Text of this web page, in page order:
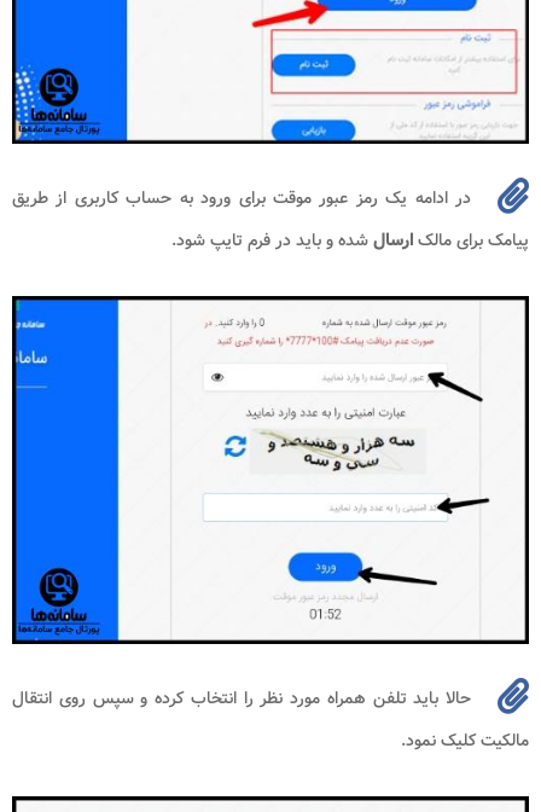
در ادامه یک رمز عبور موقت برای ورود به حساب کاربری از طریق
پیامک برای مالکارسالشده و باید در فرم تایپ شود.
حالا باید تلفن همراه مورد نظر را انتخاب کرده و سپس روی انتقال
مالکیت کلیک نمود.